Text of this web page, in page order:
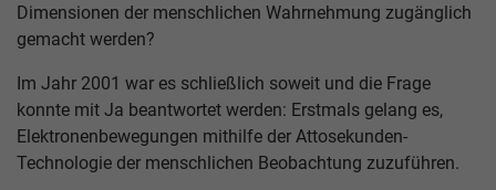
Dimensionen der menschlichen Wahrnehmung zugänglich
gemacht werden?
Im Jahr 2001 war es schließlich soweit und die Frage
konnte mit Ja beantwortet werden: Erstmals gelang es,
Elektronenbewegungen mithilfe der Attosekunden-
Technologie der menschlichen Beobachtung zuzuführen.